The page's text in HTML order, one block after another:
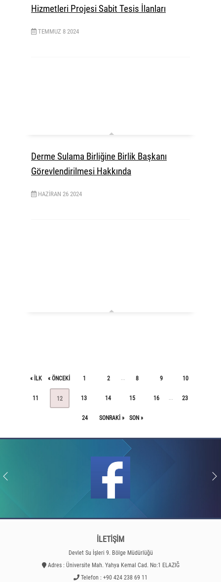
Hizmetleri Projesi Sabit Tesis İlanları
TEMMUZ 8 2024
Derme Sulama Birliğine Birlik Başkanı
Görevlendirilmesi Hakkında
HAZIRAN 26 2024
« ILK « ÖNCEKI 1 2 8 9 10
11 12 13 14 15 16 23
24 SONRAKI » SON »
İLETİŞİM
Devlet Su İşleri 9. Bölge Müdürlüğü
Adres : Üniversite Mah. Yahya Kemal Cad. No:1 ELAZIĞ
Telefon : +90 424 238 69 11